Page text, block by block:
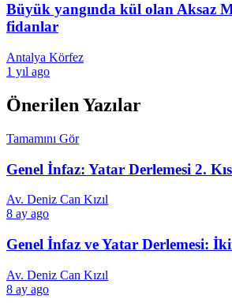
Büyük yangında kül olan Aksaz
fidanlar
Antalya Körfez
1 yıl ago
Önerilen Yazılar
Tamamını Gör
Genel İnfaz: Yatar Derlemesi 2.
Av. Deniz Can Kızıl
8 ay ago
Genel İnfaz ve Yatar Derlemesi:
Av. Deniz Can Kızıl
8 ay ago